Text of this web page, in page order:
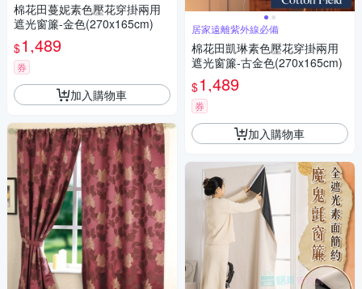
棉花田蔓妮素色壓花穿掛兩用
遮光窗簾-金色(270x165cm)
$1,489
券
加入購物車
居家遠離紫外線必備
棉花田凱琳素色壓花穿掛兩用
遮光窗簾-古金色(270x165cm)
$1,489
券
加入購物車